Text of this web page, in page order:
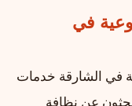
في
في الشارقة خدمات
عن نظافة